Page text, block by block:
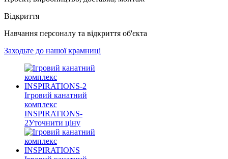
Відкриття
Навчання персоналу та відкриття об'єкта
Заходьте до нашої крамниці
Ігровий канатний
комплекс
INSPIRATIONS-
2Уточнити ціну